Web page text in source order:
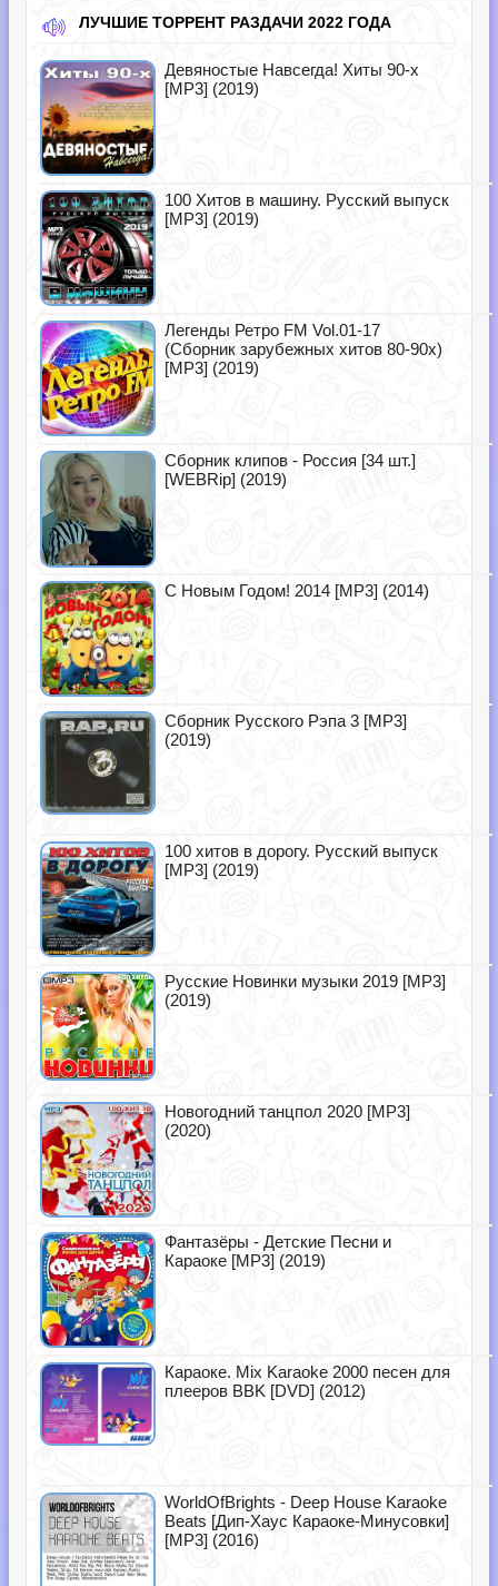
ЛУЧШИЕ ТОРРЕНТ РАЗДАЧИ 2022 ГОДА
Девяностые Навсегда! Хиты 90-х
[MP3] (2019)
100 Хитов в машину. Русский выпуск
[MP3] (2019)
Легенды Ретро FM Vol.01-17
(Сборник зарубежных хитов 80-90х)
[MP3] (2019)
Сборник клипов - Россия [34 шт.]
[WEBRip] (2019)
С Новым Годом! 2014 [MP3] (2014)
Сборник Русского Рэпа 3 [MP3]
(2019)
100 хитов в дорогу. Русский выпуск
[MP3] (2019)
Русские Новинки музыки 2019 [MP3]
(2019)
Новогодний танцпол 2020 [MP3]
(2020)
Фантазёры - Детские Песни и
Караоке [MP3] (2019)
Караоке. Mix Karaoke 2000 песен для
плееров BBK [DVD] (2012)
WorldOfBrights - Deep House Karaoke
Beats [Дип-Хаус Караоке-Минусовки]
[MP3] (2016)